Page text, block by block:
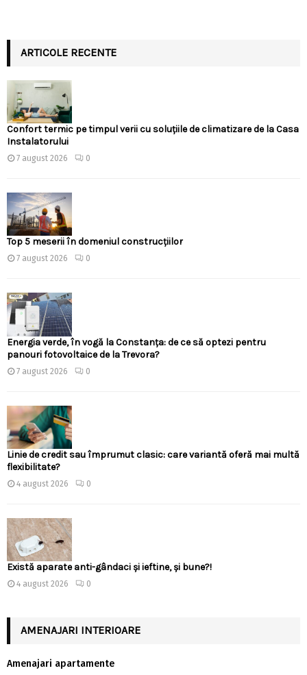
ARTICOLE RECENTE
Confort termic pe timpul verii cu soluțiile de climatizare de la Casa
Instalatorului
7 august 2026 0
Top 5 meserii în domeniul construcțiilor
7 august 2026 0
Energia verde, în vogă la Constanța: de ce să optezi pentru
panouri fotovoltaice de la Trevora?
7 august 2026 0
Linie de credit sau împrumut clasic: care variantă oferă mai multă
flexibilitate?
4 august 2026 0
Există aparate anti-gândaci și ieftine, și bune?!
4 august 2026 0
AMENAJARI INTERIOARE
Amenajari apartamente